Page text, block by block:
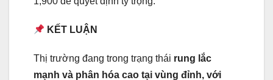
KẾT LUẬN
Thị trường đang trong trạng thái rung lắc
mạnh và phân hóa cao tại vùng đỉnh, với